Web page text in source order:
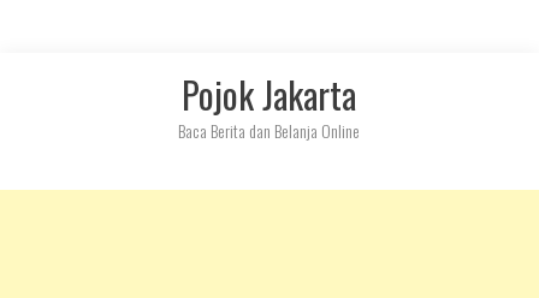
Pojok Jakarta
Baca Berita dan Belanja Online